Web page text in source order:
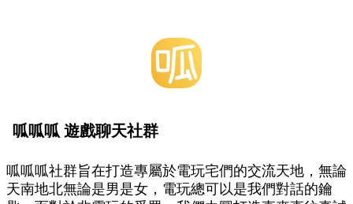
呱呱呱 遊戲聊天社群
呱呱呱社群旨在打造專屬於電玩宅們的交流天地，無論
天南地北無論是男是女，電玩總可以是我們對話的鑰